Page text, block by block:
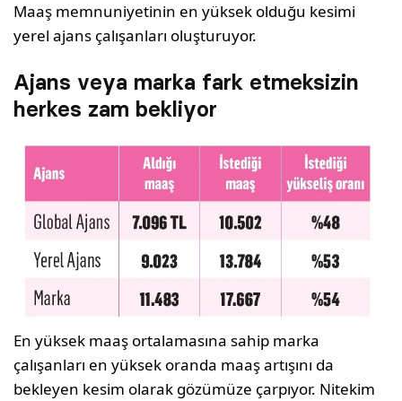
Maaş memnuniyetinin en yüksek olduğu kesimi
yerel ajans çalışanları oluşturuyor.
Ajans veya marka fark etmeksizin
herkes zam bekliyor
En yüksek maaş ortalamasına sahip marka
çalışanları en yüksek oranda maaş artışını da
bekleyen kesim olarak gözümüze çarpıyor. Nitekim